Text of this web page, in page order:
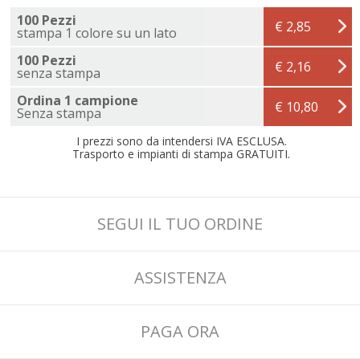
100 Pezzi
stampa 1 colore su un lato
€ 2,85
100 Pezzi
senza stampa
€ 2,16
Ordina 1 campione
Senza stampa € 10,80
I prezzi sono da intendersi IVA ESCLUSA.
Trasporto e impianti di stampa GRATUITI.
SEGUI IL TUO ORDINE
ASSISTENZA
PAGA ORA